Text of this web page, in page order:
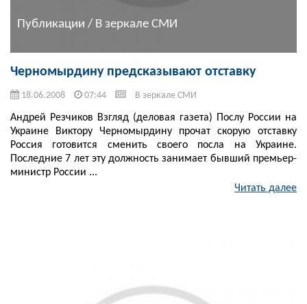
Публикации / В зеркале СМИ
Черномырдину предсказывают отставку
18.06.2008 07:44 В зеркале СМИ
Андрей Резчиков Взгляд (деловая газета) Послу России на
Украине Виктору Черномырдину прочат скорую отставку
Россия готовится сменить своего посла на Украине.
Последние 7 лет эту должность занимает бывший премьер-
министр России ...
Читать далее